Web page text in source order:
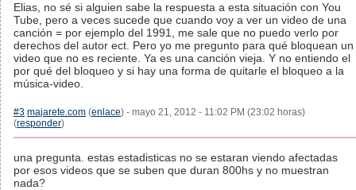
Elias, no sé si alguien sabe la respuesta a esta situación con You
Tube, pero a veces sucede que cuando voy a ver un video de una
canción = por ejemplo del 1991, me sale que no puedo verlo por
derechos del autor ect. Pero yo me pregunto para qué bloquean un
video que no es reciente. Ya es una canción vieja. Y no entiendo el
por qué del bloqueo y si hay una forma de quitarle el bloqueo a la
música-video.
#3 majarete.com (enlace) - mayo 21, 2012 - 11:02 PM (23:02 horas)
(responder)
una pregunta. estas estadisticas no se estaran viendo afectadas
por esos videos que se suben que duran 800hs y no muestran
nada?